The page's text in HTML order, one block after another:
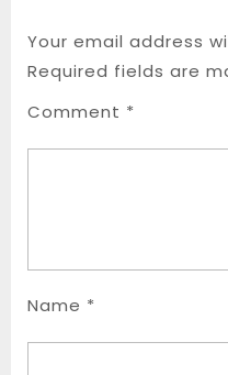
Your email address
Required fields are
Comment *
Name *